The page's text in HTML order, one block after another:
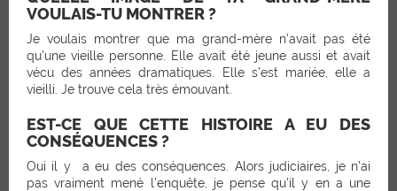
VOULAIS-TU MONTRER ?
Je voulais montrer que ma grand-mère n’avait pas été
qu’une vieille personne. Elle avait été jeune aussi et avait
vécu des années dramatiques. Elle s’est mariée, elle a
vieilli. Je trouve cela très émouvant.
EST-CE QUE CETTE HISTOIRE A EU DES
CONSÉQUENCES ?
Oui il y a eu des conséquences. Alors judiciaires, je n’ai
pas vraiment mené l’enquête, je pense qu’il y en a une